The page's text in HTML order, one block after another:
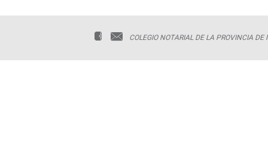
COLEGIO NOTARIAL DE LA PROVINCIA DE